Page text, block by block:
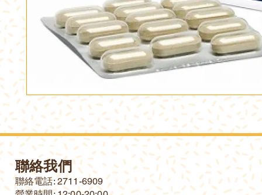
聯絡我們
​聯絡電話: 2711-6909